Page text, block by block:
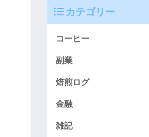
カテゴリー
コーヒー
副業
焙煎ログ
金融
雑記